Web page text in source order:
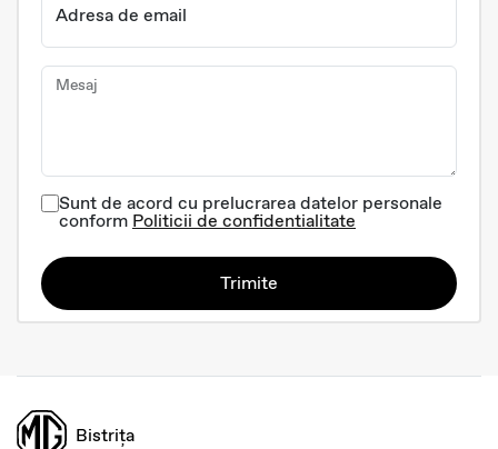
Adresa de email
Mesaj
Sunt de acord cu prelucrarea datelor personale
conform Politicii de confidentialitate
Trimite
Bistrița